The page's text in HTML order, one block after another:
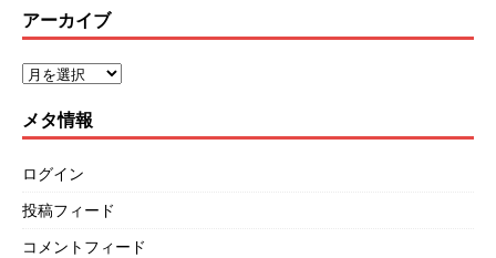
アーカイブ
メタ情報
ログイン
投稿フィード
コメントフィード